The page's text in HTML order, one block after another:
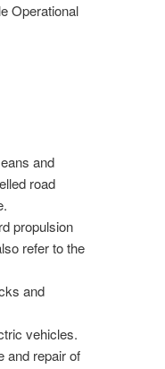
Operational
and
road
propulsion
refer to the
and
vehicles.
and repair of